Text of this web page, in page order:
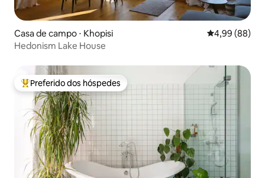
Casa de campo ⋅ Khopisi 4,99 de uma
4,99 (88)
Hedonism Lake House
Entre os melhores preferidos dos hóspedes
Preferido dos hóspedes